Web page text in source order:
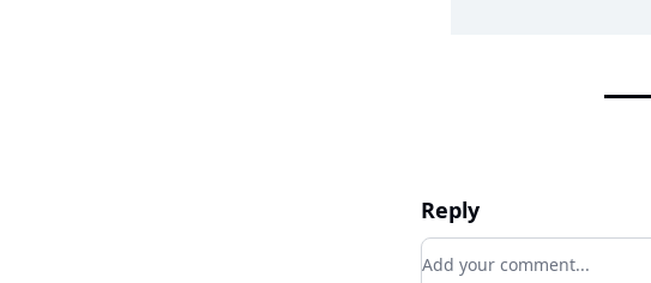
Reply
Add your comment